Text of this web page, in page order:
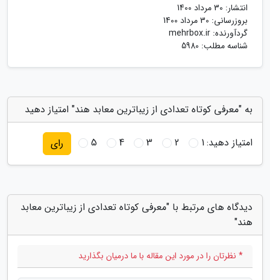
انتشار: 30 مرداد 1400
بروزرسانی: 30 مرداد 1400
گردآورنده: mehrbox.ir
شناسه مطلب: 5980
به "معرفی کوتاه تعدادی از زیباترین معابد هند" امتیاز دهید
امتیاز دهید:1
2
3
4
5 رای
دیدگاه های مرتبط با "معرفی کوتاه تعدادی از زیباترین معابد
هند"
* نظرتان را در مورد این مقاله با ما درمیان بگذارید